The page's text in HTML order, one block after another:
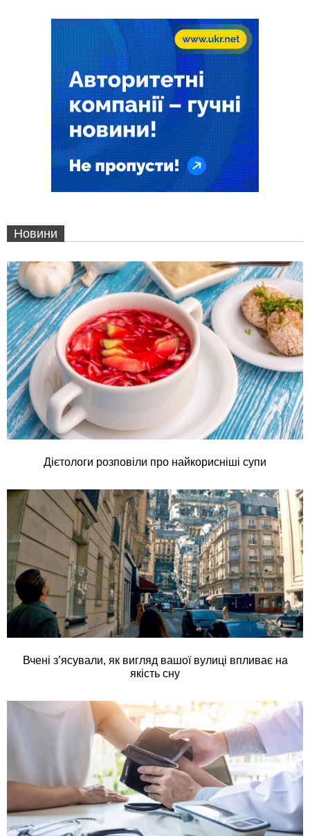
Новини
Дієтологи розповіли про найкорисніші супи
Вчені з’ясували, як вигляд вашої вулиці впливає на
якість сну